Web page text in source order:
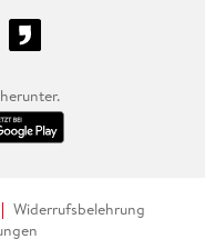
Widerrufsbelehrung